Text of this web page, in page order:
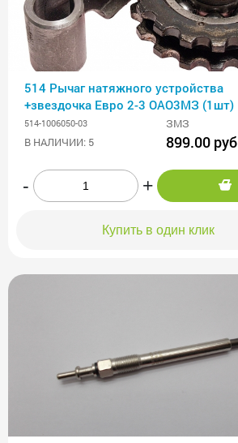
514 Рычаг натяжного устройства
+звездочка Евро 2-3 ОАО3МЗ (1шт)
514-1006050-03
ЗМЗ
В НАЛИЧИИ: 5
899.00 руб
- +
Купить в один клик